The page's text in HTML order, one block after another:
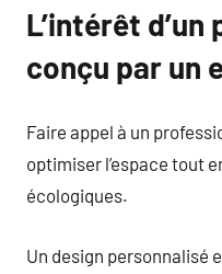
L’intérêt
conçu par un
Faire appel à un
optimiser l’espace tout
écologiques.
Un design personnalisé